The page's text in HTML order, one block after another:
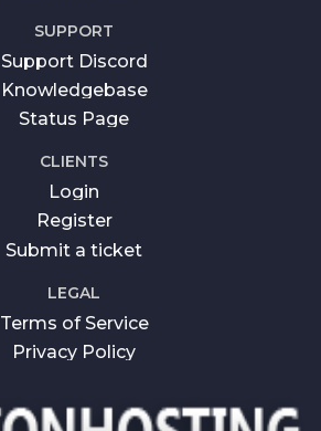
SUPPORT
Support Discord
Knowledgebase
Status Page
CLIENTS
Login
Register
Submit a ticket
LEGAL
Terms of Service
Privacy Policy